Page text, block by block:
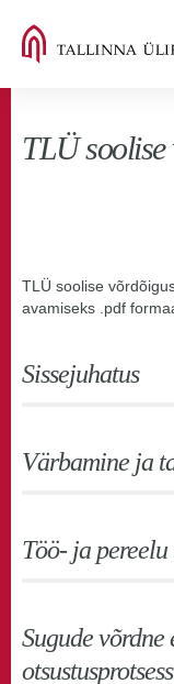
TLÜ soolise
TLÜ soolise
avamiseks .pdf
Sissejuhatus
Värbamine ja
Töö- ja
Sugude